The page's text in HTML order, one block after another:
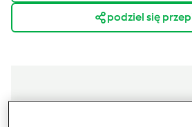
podziel się